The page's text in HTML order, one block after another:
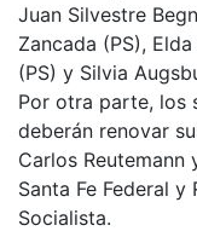
Juan Silvestre
Zancada (PS),
(PS) y Silvia
Por otra parte, los
deberán renovar
Carlos
Santa Fe Federal
Socialista.